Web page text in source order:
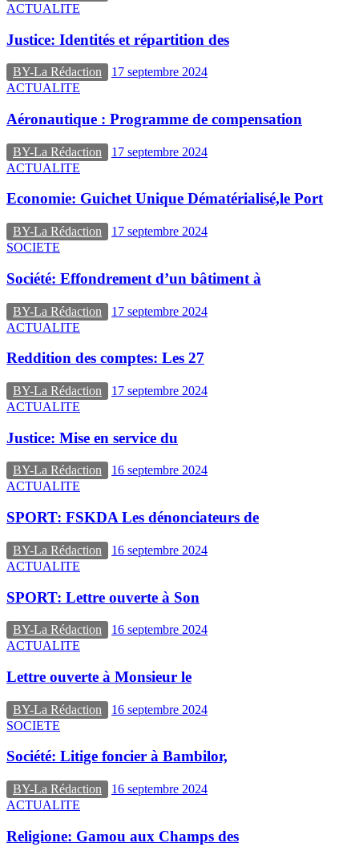
ACTUALITE
Justice: Identités et répartition des
BY-La Rédaction
17 septembre 2024
ACTUALITE
Aéronautique : Programme de compensation
BY-La Rédaction
17 septembre 2024
ACTUALITE
Economie: Guichet Unique Dématérialisé,le Port
BY-La Rédaction
17 septembre 2024
SOCIETE
Société: Effondrement d’un bâtiment à
BY-La Rédaction
17 septembre 2024
ACTUALITE
Reddition des comptes: Les 27
BY-La Rédaction
17 septembre 2024
ACTUALITE
Justice: Mise en service du
BY-La Rédaction
16 septembre 2024
ACTUALITE
SPORT: FSKDA Les dénonciateurs de
BY-La Rédaction
16 septembre 2024
ACTUALITE
SPORT: Lettre ouverte à Son
BY-La Rédaction
16 septembre 2024
ACTUALITE
Lettre ouverte à Monsieur le
BY-La Rédaction
16 septembre 2024
SOCIETE
Société: Litige foncier à Bambilor,
BY-La Rédaction
16 septembre 2024
ACTUALITE
Religione: Gamou aux Champs des